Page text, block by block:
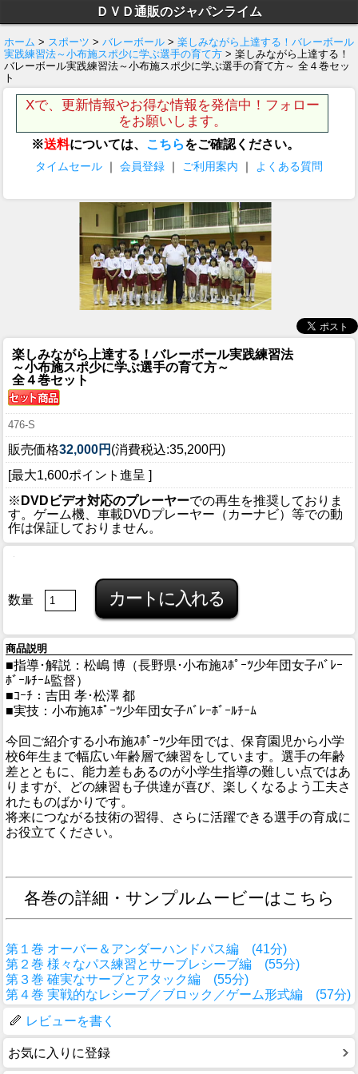
ＤＶＤ通販のジャパンライム
ホーム > スポーツ > バレーボール > 楽しみながら上達する！バレーボール
実践練習法～小布施スポ少に学ぶ選手の育て方 > 楽しみながら上達する！
バレーボール実践練習法～小布施スポ少に学ぶ選手の育て方～ 全４巻セッ
ト
Xで、更新情報やお得な情報を発信中！フォロー
をお願いします。
※送料については、 こちらをご確認ください。
タイムセール ｜ 会員登録 ｜ ご利用案内 ｜ よくある質問
楽しみながら上達する！バレーボール実践練習法
～小布施スポ少に学ぶ選手の育て方～
全４巻セット
476-S
販売価格32,000円 (消費税込:35,200円)
[最大1,600ポイント進呈 ]
※ DVDビデオ対応のプレーヤーでの再生を推奨しておりま
す。ゲーム機、車載DVDプレーヤー（カーナビ）等での動
作は保証しておりません。
数量
商品説明
■指導･解説：松嶋 博（長野県･小布施ｽﾎﾟｰﾂ少年団女子ﾊﾞﾚｰ
ﾎﾞｰﾙﾁｰﾑ監督）
■ｺｰﾁ：吉田 孝･松澤 都
■実技：小布施ｽﾎﾟｰﾂ少年団女子ﾊﾞﾚｰﾎﾞｰﾙﾁｰﾑ
今回ご紹介する小布施ｽﾎﾟｰﾂ少年団では、保育園児から小学
校6年生まで幅広い年齢層で練習をしています。選手の年齢
差とともに、能力差もあるのが小学生指導の難しい点ではあ
りますが、どの練習も子供達が喜び、楽しくなるよう工夫さ
れたものばかりです。
将来につながる技術の習得、さらに活躍できる選手の育成に
お役立てください。
各巻の詳細・サンプルムービーはこちら
第１巻 オーバー＆アンダーハンドパス編 (41分)
第２巻 様々なパス練習とサーブレシーブ編 (55分)
第３巻 確実なサーブとアタック編 (55分)
第４巻 実戦的なレシーブ／ブロック／ゲーム形式編 (57分)
レビューを書く
お気に入りに登録